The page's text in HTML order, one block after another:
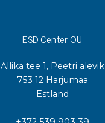
ESD Center OÜ
Allika tee 1, Peetri alevik
753 12 Harjumaa
Estland